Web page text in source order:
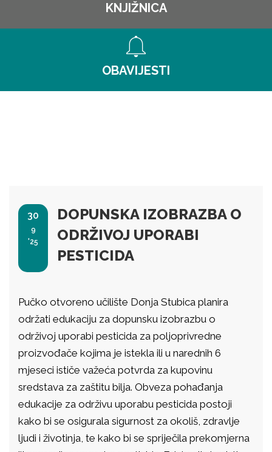
KNJIŽNICA
OBAVIJESTI
30
9
'25
DOPUNSKA IZOBRAZBA O
ODRŽIVOJ UPORABI
PESTICIDA
Pučko otvoreno učilište Donja Stubica planira
održati edukaciju za dopunsku izobrazbu o
održivoj uporabi pesticida za poljoprivredne
proizvođače kojima je istekla ili u narednih 6
mjeseci ističe važeća potvrda za kupovinu
sredstava za zaštitu bilja. Obveza pohađanja
edukacije za održivu uporabu pesticida postoji
kako bi se osigurala sigurnost za okoliš, zdravlje
ljudi i životinja, te kako bi se spriječila prekomjerna